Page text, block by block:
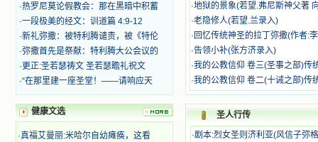
人，舍下了他们手中的一切，轻快地
踏上了异国他乡，到没有人知道真神
的世界里去。啊，若不是主的引领，
我可能到死还不认识他们呢！ 我
选取了最美的色彩；当他们的一生在
我面前展开时，我是多么的惊奇、兴
奋啊！当我读到他们为主而受人逼
迫、凌辱，为将福音广传而被人追杀
时，我为他们的在天之灵祈祷，我哭
着，为自已的同胞带给他们的苦难而
·热罗尼莫论假教会：那在黑暗中积蓄
·一段极美的经文：训道篇 4:9-12
·新礼弥撒：被特利腾谴责，被《特伦
·弥撒首先是祭献：特利腾大公会议的
·更正:圣若瑟祷文 圣若瑟瞻礼祝文
·“在那里建一座圣堂！——请响应天
·地狱的景象(若望.弗尼斯神父著
·老隐修人(若望.兰录入)
· 回忆传统神圣的拉丁弥撒(作者:
·告领小补(张方济录入)
·我的公教信仰 卷三(圣事之部)传
·我的公教信仰 卷二(十诫之部)传
健康文选
·真福艾曼丽:米哈尔自幼瘫痪，这看
圣人行传
·剧本:烈女圣则济利亚(风信子弥